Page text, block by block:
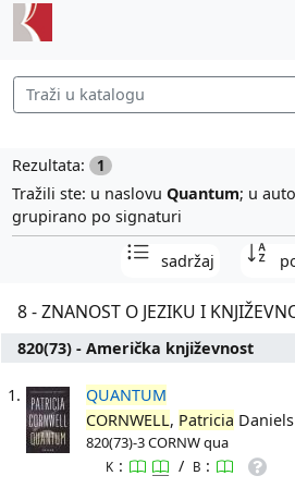
Rezultata: 1
Tražili ste: u naslovu Quantum; u
grupirano po signaturi
sadržaj
8 - ZNANOST O JEZIKU I
820(73) - Američka književnost
1.
QUANTUM
CORNWELL, Patricia Daniels
820(73)-3 CORNW qua
K : / B :